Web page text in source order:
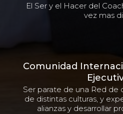
El Ser y el Hacer del
vez mas
Comunidad
Ser parate de una Red de
de distintas culturas, y
alianzas y desarrollar